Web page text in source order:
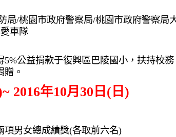
局/桃園市政府警察局/桃園市政府警察局
車隊
公益捐款于復興區巴陵國小，扶持校務
。
2016年10月30日(日)
項男女總成績獎(各取前六名)